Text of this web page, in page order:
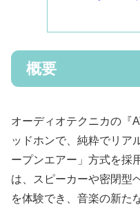
概要
オーディオテクニカの『
ッドホンで、純粋でリア
ープンエアー」方式を採
は、スピーカーや密閉型
を体験でき、音楽の新た